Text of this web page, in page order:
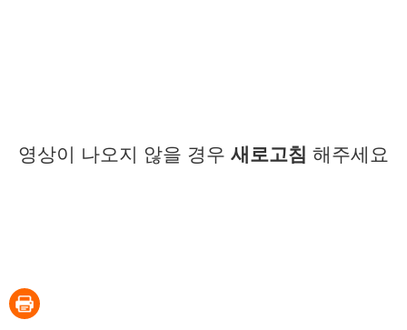
영상이 나오지 않을 경우 새로고침 해주세요